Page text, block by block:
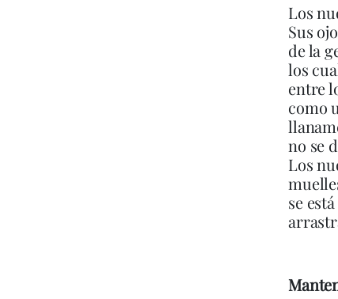
Los
Sus
de la
los
entre
como
no se
Los
se